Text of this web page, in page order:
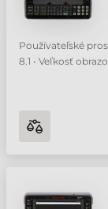
Používateľské
8.1 • Veľkosť